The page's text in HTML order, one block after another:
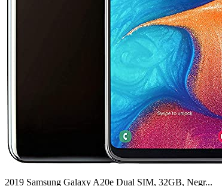
2019 Samsung Galaxy A20e Dual SIM, 32GB, Negr...